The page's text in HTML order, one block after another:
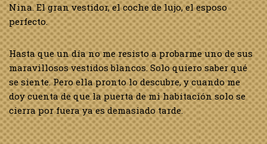
Nina. El gran vestidor, el coche de lujo, el esposo
perfecto.
Hasta que un día no me resisto a probarme uno de sus
maravillosos vestidos blancos. Solo quiero saber qué
se siente. Pero ella pronto lo descubre, y cuando me
doy cuenta de que la puerta de mi habitación solo se
cierra por fuera ya es demasiado tarde.